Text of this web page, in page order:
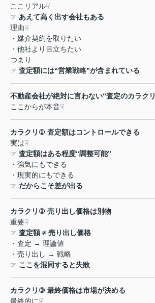
ここリアル☟
☞ あえて高く出す会社もある
理由☟
・媒介契約を取りたい
・他社より目立ちたい
つまり
☞ 査定額には“営業戦略”が含まれている
不動産会社が絶対に言わない“査定のカラクリ
ここからが本音☟
カラクリ ① 査定額はコントロールできる
実は☟
☞ 査定額はある程度“調整可能”
・強気にもできる
・現実的にもできる
☞ だからこそ差が出る
カラクリ ② 売り出し価格は別物
重要☟
☞ 査定額≠ 売り出し価格
・査定 → 理論値
・売り出し → 戦略
☞ ここを混同すると失敗
カラクリ ③ 最終価格は市場が決める
最終的に☟